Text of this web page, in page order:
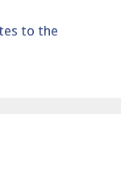
to the